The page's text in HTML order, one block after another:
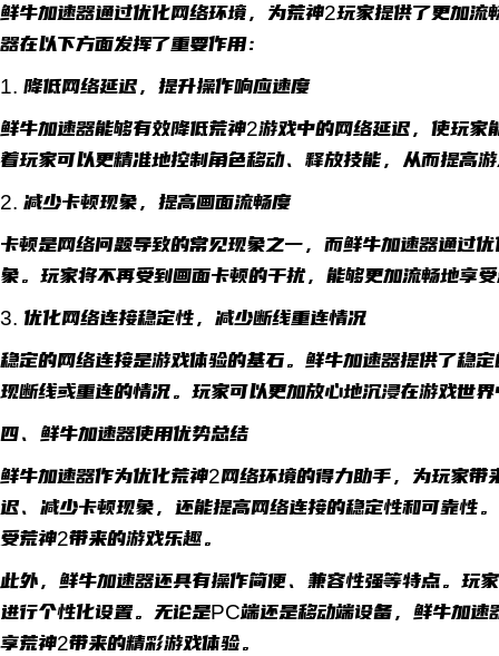
鲜牛加速器通过优化网络环境，为荒神2玩家提供了更加
器在以下方面发挥了重要作用：
1. 降低网络延迟，提升操作响应速度
鲜牛加速器能够有效降低荒神2游戏中的网络延迟，使玩
着玩家可以更精准地控制角色移动、释放技能，从而提高
2. 减少卡顿现象，提高画面流畅度
卡顿是网络问题导致的常见现象之一，而鲜牛加速器通过
象。玩家将不再受到画面卡顿的干扰，能够更加流畅地享
3. 优化网络连接稳定性，减少断线重连情况
稳定的网络连接是游戏体验的基石。鲜牛加速器提供了稳
现断线或重连的情况。玩家可以更加放心地沉浸在游戏世
四、鲜牛加速器使用优势总结
鲜牛加速器作为优化荒神2网络环境的得力助手，为玩家
迟、减少卡顿现象，还能提高网络连接的稳定性和可靠性
受荒神2带来的游戏乐趣。
此外，鲜牛加速器还具有操作简便、兼容性强等特点。玩
进行个性化设置。无论是PC端还是移动端设备，鲜牛加
享荒神2带来的精彩游戏体验。